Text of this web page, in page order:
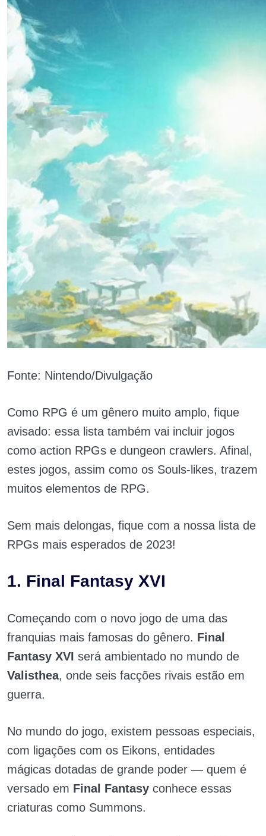
Fonte: Nintendo/Divulgação
Como RPG é um gênero muito amplo, fique
avisado: essa lista também vai incluir jogos
como action RPGs e dungeon crawlers. Afinal,
estes jogos, assim como os Souls-likes, trazem
muitos elementos de RPG.
Sem mais delongas, fique com a nossa lista de
RPGs mais esperados de 2023!
1. Final Fantasy XVI
Começando com o novo jogo de uma das
franquias mais famosas do gênero. Final
Fantasy XVI será ambientado no mundo de
Valisthea, onde seis facções rivais estão em
guerra.
No mundo do jogo, existem pessoas especiais,
com ligações com os Eikons, entidades
mágicas dotadas de grande poder — quem é
versado em Final Fantasy conhece essas
criaturas como Summons.